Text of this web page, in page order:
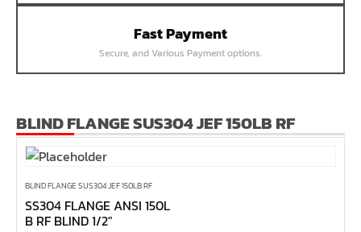
หน้าแปลนเชื่อม SUS304 JEF 20K FF
หน้าแปลนเชื่อม SUS304 JEF 300P RF
หน้าแปลนเชื่อม SUS304 JEF 150P RF
หน้าแปลนเหล็กเกลียวใน JEF 10K TR
Fast Payment
Secure, and Various Payment options.
BLIND FLANGE SUS304 JEF 150LB RF
BLIND FLANGE SUS304 JEF 150LB RF
SS304 FLANGE ANSI 150L
B RF BLIND 1/2″